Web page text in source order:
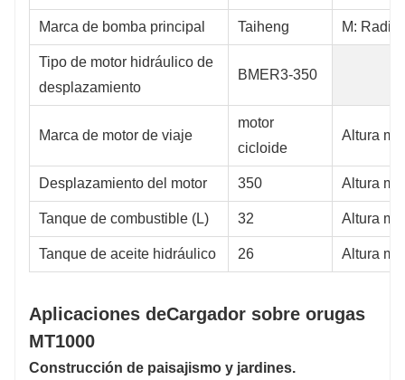
Marca de bomba principal Taiheng M: Radio
Tipo de motor hidráulico de
desplazamiento
BMER3-350
Marca de motor de viaje
motor
cicloide
Altura
Desplazamiento del motor 350 Altura
Tanque de combustible (L) 32 Altura
Tanque de aceite hidráulico 26 Altura
Aplicaciones deCargador sobre orugas
MT1000
Construcción de paisajismo y jardines.